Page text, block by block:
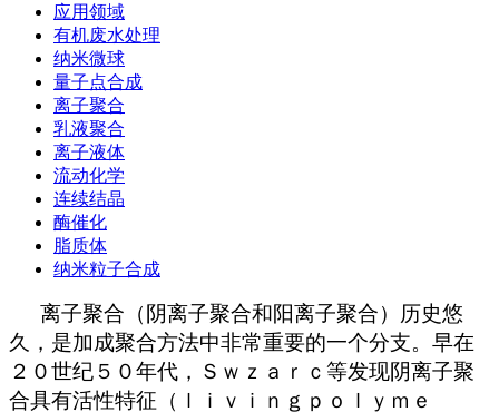
应用领域
有机废水处理
纳米微球
量子点合成
离子聚合
乳液聚合
离子液体
流动化学
连续结晶
酶催化
脂质体
纳米粒子合成
离子聚合（阴离子聚合和阳离子聚合）历史悠
久，是加成聚合方法中非常重要的一个分支。早在
２０世纪５０年代，Ｓｗｚａｒｃ等发现阴离子聚
合具有活性特征（ｌｉｖｉｎｇｐｏｌｙｍｅ